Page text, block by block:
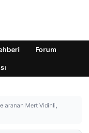
Forum
aranan Mert Vidinli,